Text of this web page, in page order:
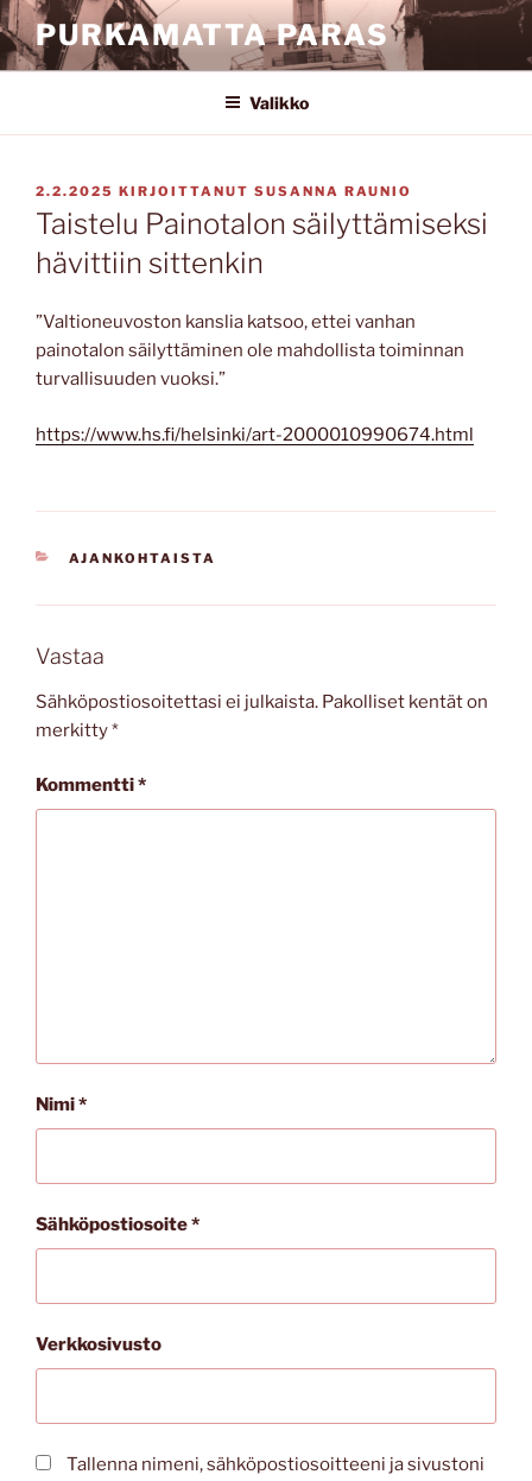
Siirry
sisältöönPURKAMATTA PARAS
Valikko
JULKAISTU
2.2.2025 KIRJOITTANUT SUSANNA RAUNIO
Taistelu Painotalon säilyttämiseksi
hävittiin sittenkin
”Valtioneuvoston kanslia katsoo, ettei vanhan
painotalon säilyttäminen ole mahdollista toiminnan
turvallisuuden vuoksi.”
https://www.hs.fi/helsinki/art-2000010990674.html
KATEGORIAT
AJANKOHTAISTA
Vastaa
Sähköpostiosoitettasi ei julkaista. Pakolliset kentät on
merkitty*
Kommentti*
Nimi*
Sähköpostiosoite*
Verkkosivusto
Tallenna nimeni, sähköpostiosoitteeni ja sivustoni